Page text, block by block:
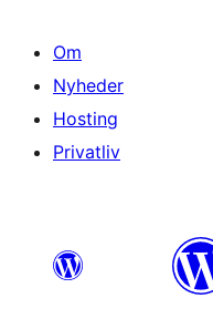
Om
Nyheder
Hosting
Privatliv